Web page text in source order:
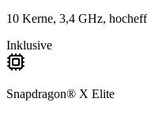
10 Kerne, 3,4 GHz,
Inklusive
Snapdragon® X Elite